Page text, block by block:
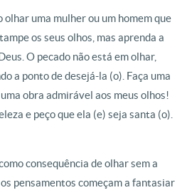
olhar uma mulher ou um homem que
os seus olhos, mas aprenda a
O pecado não está em olhar,
a ponto de desejá-la (o). Faça uma
obra admirável aos meus olhos!
e peço que ela (e) seja santa (o).
consequência de olhar sem a
pensamentos começam a fantasiar